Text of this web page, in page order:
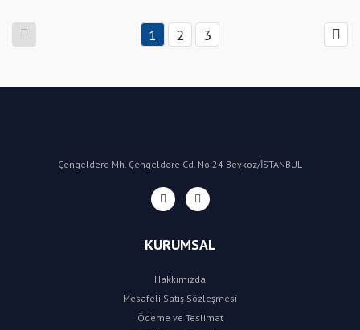
1 2 3
Çengeldere Mh. Çengeldere Cd. No:24 Beykoz/İSTANBUL
KURUMSAL
Hakkımızda
Mesafeli Satış Sözleşmesi
Ödeme ve Teslimat